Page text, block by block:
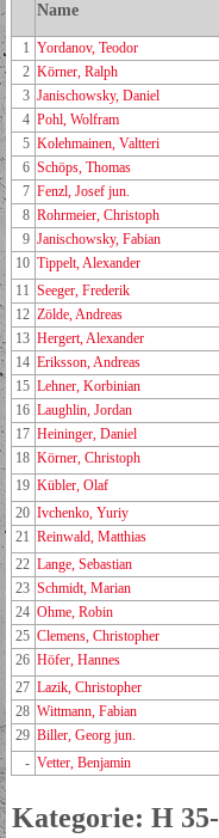
Name
1 Yordanov, Teodor
2 Körner, Ralph
3 Janischowsky, Daniel
4 Pohl, Wolfram
5 Kolehmainen, Valtteri
6 Schöps, Thomas
7 Fenzl, Josef jun.
8 Rohrmeier, Christoph
9 Janischowsky, Fabian
10 Tippelt, Alexander
11 Seeger, Frederik
12 Zölde, Andreas
13 Hergert, Alexander
14 Eriksson, Andreas
15 Lehner, Korbinian
16 Laughlin, Jordan
17 Heininger, Daniel
18 Körner, Christoph
19 Kübler, Olaf
20 Ivchenko, Yuriy
21 Reinwald, Matthias
22 Lange, Sebastian
23 Schmidt, Marian
24 Ohme, Robin
25 Clemens, Christopher
26 Höfer, Hannes
27 Lazik, Christopher
28 Wittmann, Fabian
29 Biller, Georg jun.
- Vetter, Benjamin
Kategorie: H 35-